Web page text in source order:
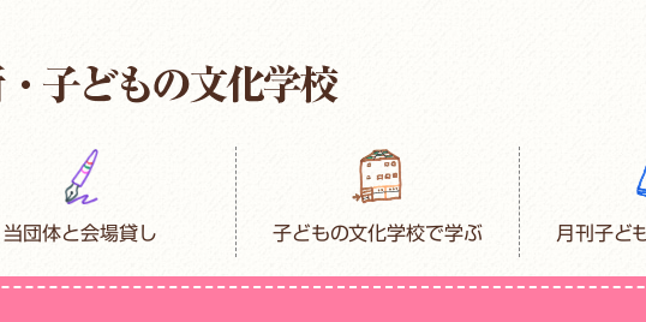
当団体と会場貸し 子どもの文化学校で学ぶ 月刊子ど